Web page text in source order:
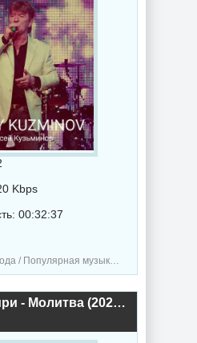
Kbps
00:32:37
/ Шансон музыка / Поп музыка / Альбомы музыка
Мужик из Сибири - Молитва (2022) торрент